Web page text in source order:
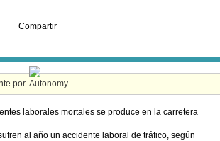
Compartir
por
laborales mortales se produce en la carretera
al año un accidente laboral de tráfico, según